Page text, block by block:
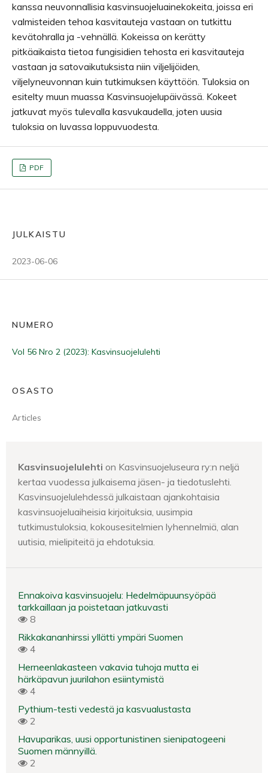
kanssa neuvonnallisia kasvinsuojeluainekokeita, joissa eri
valmisteiden tehoa kasvitauteja vastaan on tutkittu
kevätohralla ja -vehnällä. Kokeissa on kerätty
pitkäaikaista tietoa fungisidien tehosta eri kasvitauteja
vastaan ja satovaikutuksista niin viljelijöiden,
viljelyneuvonnan kuin tutkimuksen käyttöön. Tuloksia on
esitelty muun muassa Kasvinsuojelupäivässä. Kokeet
jatkuvat myös tulevalla kasvukaudella, joten uusia
tuloksia on luvassa loppuvuodesta.
PDF
JULKAISTU
2023-06-06
NUMERO
Vol 56 Nro 2 (2023): Kasvinsuojelulehti
OSASTO
Articles
Kasvinsuojelulehti on Kasvinsuojeluseura ry:n neljä
kertaa vuodessa julkaisema jäsen- ja tiedotuslehti.
Kasvinsuojelulehdessä julkaistaan ajankohtaisia
kasvinsuojeluaiheisia kirjoituksia, uusimpia
tutkimustuloksia, kokousesitelmien lyhennelmiä, alan
uutisia, mielipiteitä ja ehdotuksia.
Ennakoiva kasvinsuojelu: Hedelmäpuunsyöpää
tarkkaillaan ja poistetaan jatkuvasti
8
Rikkakananhirssi yllätti ympäri Suomen
4
Herneenlakasteen vakavia tuhoja mutta ei
härkäpavun juurilahon esiintymistä
4
Pythium-testi vedestä ja kasvualustasta
2
Havuparikas, uusi opportunistinen sienipatogeeni
Suomen männyillä.
2